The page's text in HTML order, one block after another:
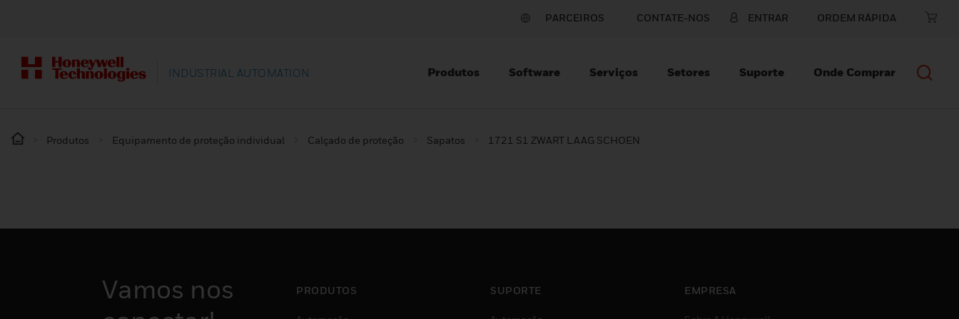
PARCEIROS CONTATE-NOS ENTRAR ORDEM RÁPIDA
INDUSTRIAL AUTOMATION Produtos Software Serviços Setores Suporte Onde Comprar
Produtos Equipamento de proteção individual Calçado de proteção Sapatos 1721 S1 ZWART LAAG SCHOEN
Vamos nos
PRODUTOS SUPORTE EMPRESA